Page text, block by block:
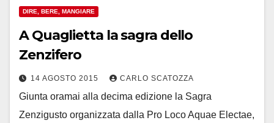
DIRE, BERE, MANGIARE
A Quaglietta la sagra dello
Zenzifero
14 AGOSTO 2015 CARLO SCATOZZA
Giunta oramai alla decima edizione la Sagra
Zenzigusto organizzata dalla Pro Loco Aquae Electae,